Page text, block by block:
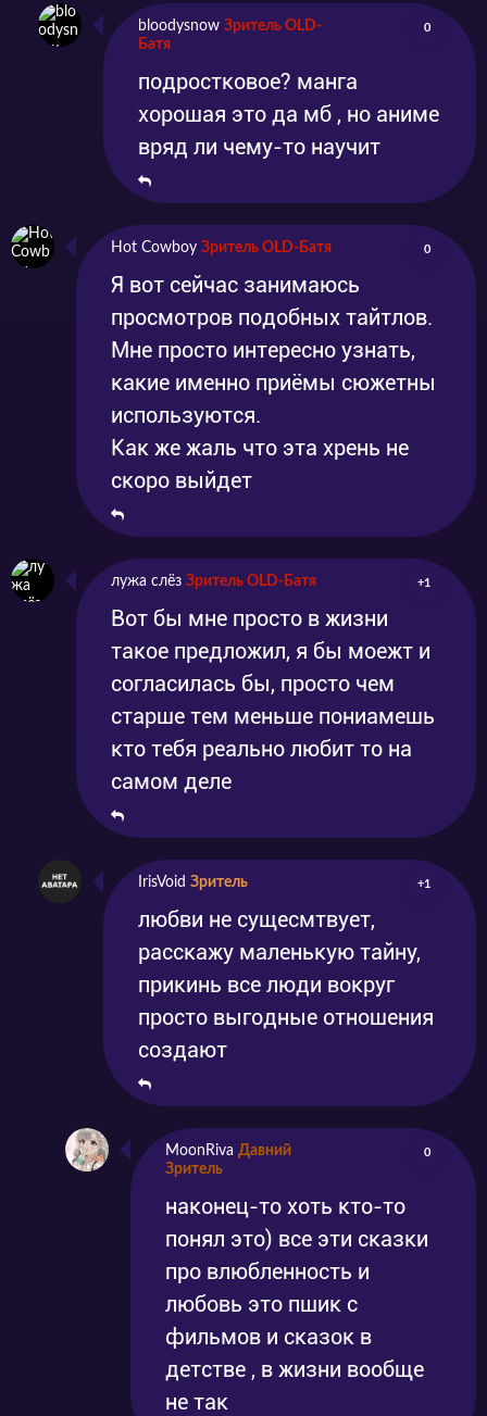
bloodysnow Зритель OLD-
Батя
0
подростковое? манга
хорошая это да мб , но аниме
вряд ли чему-то научит
Hot Cowboy Зритель OLD-Батя 0
Я вот сейчас занимаюсь
просмотров подобных тайтлов.
Мне просто интересно узнать,
какие именно приёмы сюжетны
используются.
Как же жаль что эта хрень не
скоро выйдет
лужа слёз Зритель OLD-Батя +1
Вот бы мне просто в жизни
такое предложил, я бы моежт и
согласилась бы, просто чем
старше тем меньше пониамешь
кто тебя реально любит то на
самом деле
IrisVoid Зритель +1
любви не сущесмтвует,
расскажу маленькую тайну,
прикинь все люди вокруг
просто выгодные отношения
создают
MoonRiva Давний
Зритель
0
наконец-то хоть кто-то
понял это) все эти сказки
про влюбленность и
любовь это пшик с
фильмов и сказок в
детстве , в жизни вообще
не так